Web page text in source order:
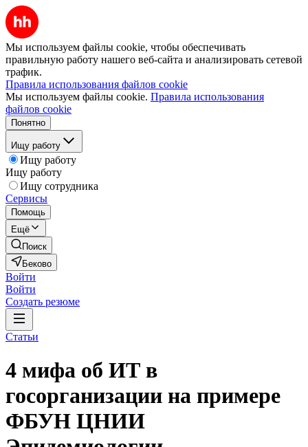
Мы используем файлы cookie, чтобы обеспечивать
правильную работу нашего веб-сайта и анализировать сетевой
трафик.
Правила использования файлов cookie
Мы используем файлы cookie. Правила использования
файлов cookie
Понятно
Ищу работу
Ищу работу
Ищу работу
Ищу сотрудника
Сервисы
Помощь
Ещё
Поиск
Беково
Войти
Войти
Создать резюме
Статьи
4 мифа об ИТ в
госорганизации на примере
ФБУН ЦНИИ